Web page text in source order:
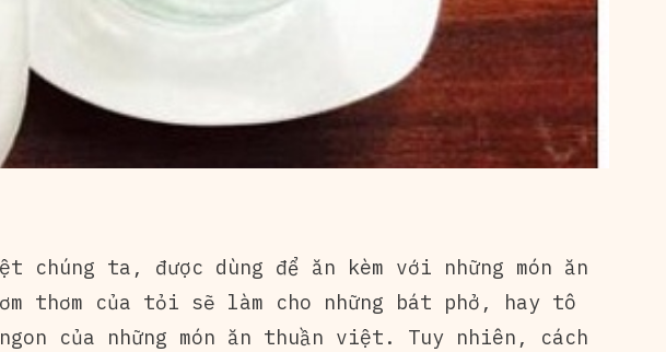
ta, được dùng để ăn kèm với những món ăn
thơm của tỏi sẽ làm cho những bát phở, hay tô
của những món ăn thuần việt. Tuy nhiên, cách